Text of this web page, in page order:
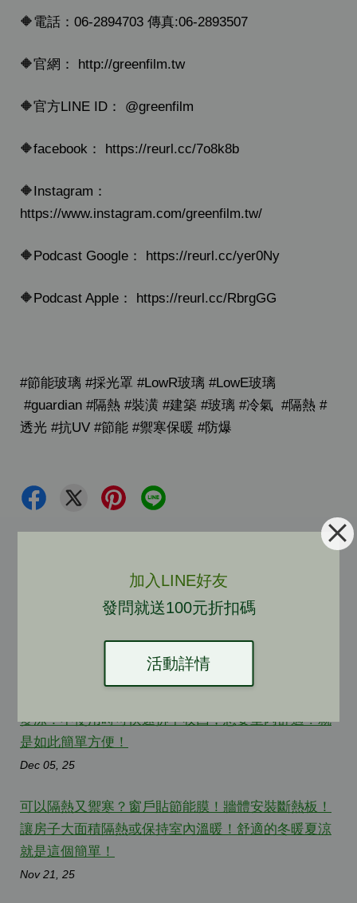
加入LINE好友
發問就送100元折扣碼
活動詳情
🔶電話：06-2894703 傳真:06-2893507
🔶官網： http://greenfilm.tw
🔶官方LINE ID： @greenfilm
🔶facebook： https://reurl.cc/7o8k8b
🔶Instagram：
https://www.instagram.com/greenfilm.tw/
🔶Podcast Google： https://reurl.cc/yer0Ny
🔶Podcast Apple： https://reurl.cc/RbrgGG
#節能玻璃 #採光罩 #LowR玻璃 #LowE玻璃
#guardian #隔熱 #裝潢 #建築 #玻璃 #冷氣 #隔熱 #
透光 #抗UV #節能 #禦寒保暖 #防爆
變涼！不使用時可快速拆下收回，想要室內舒適？就
是如此簡單方便！
Dec 05, 25
可以隔熱又禦寒？窗戶貼節能膜！牆體安裝斷熱板！
讓房子大面積隔熱或保持室內溫暖！舒適的冬暖夏涼
就是這個簡單！
Nov 21, 25